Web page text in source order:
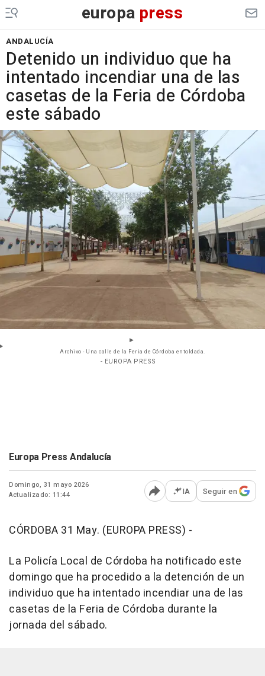
europa press
ANDALUCÍA
Detenido un individuo que ha
intentado incendiar una de las
casetas de la Feria de Córdoba
este sábado
Archivo - Una calle de la Feria de Córdoba entoldada.
- EUROPA PRESS
Europa Press Andalucía
Domingo, 31 mayo 2026
Actualizado: 11:44
Abrir opciones para
IA Seguir en
CÓRDOBA 31 May. (EUROPA PRESS) -
La Policía Local de Córdoba ha notificado este
domingo que ha procedido a la detención de un
individuo que ha intentado incendiar una de las
casetas de la Feria de Córdoba durante la
jornada del sábado.